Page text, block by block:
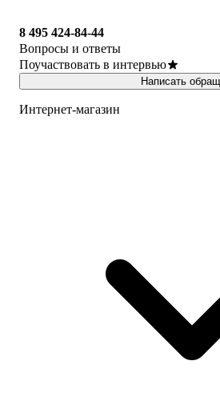
8 495 424-84-44
Вопросы и ответы
Поучаствовать в интервью
Написать
Интернет-магазин